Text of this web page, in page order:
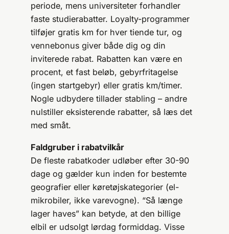
periode, mens universiteter forhandler
faste studierabatter. Loyalty-programmer
tilføjer gratis km for hver tiende tur, og
vennebonus giver både dig og din
inviterede rabat. Rabatten kan være en
procent, et fast beløb, gebyrfritagelse
(ingen startgebyr) eller gratis km/timer.
Nogle udbydere tillader stabling – andre
nulstiller eksisterende rabatter, så læs det
med småt.
Faldgruber i rabatvilkår
De fleste rabatkoder udløber efter 30-90
dage og gælder kun inden for bestemte
geografier eller køretøjskategorier (el-
mikrobiler, ikke varevogne). “Så længe
lager haves” kan betyde, at den billige
elbil er udsolgt lørdag formiddag. Visse